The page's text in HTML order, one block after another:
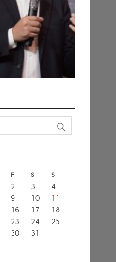
F S S
2 3
4
9 10
11
16 17
18
23 24
25
30
31